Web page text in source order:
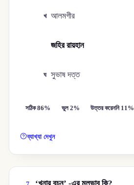
খ আলমগীর
জহির রায়হান
ঘ সুভাষ দত্ত
সঠিক 86% ভুল 2% উত্তর করেননি 11%
ব্যাখ্যা দেখুন